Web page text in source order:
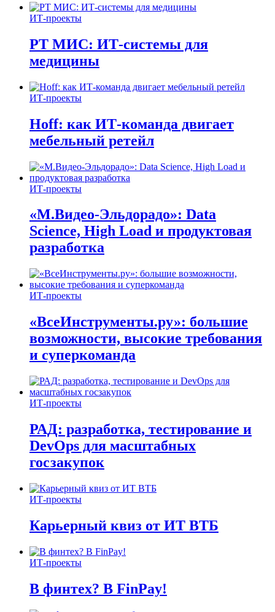
ИТ-проекты
РТ МИС: ИТ-системы для
медицины
ИТ-проекты
Hoff: как ИТ-команда двигает
мебельный ретейл
ИТ-проекты
«М.Видео-Эльдорадо»: Data
Science, High Load и продуктовая
разработка
ИТ-проекты
«ВсеИнструменты.ру»: большие
возможности, высокие требования
и суперкоманда
ИТ-проекты
РАД: разработка, тестирование и
DevOps для масштабных
госзакупок
ИТ-проекты
Карьерный квиз от ИТ ВТБ
ИТ-проекты
В финтех? В FinPay!